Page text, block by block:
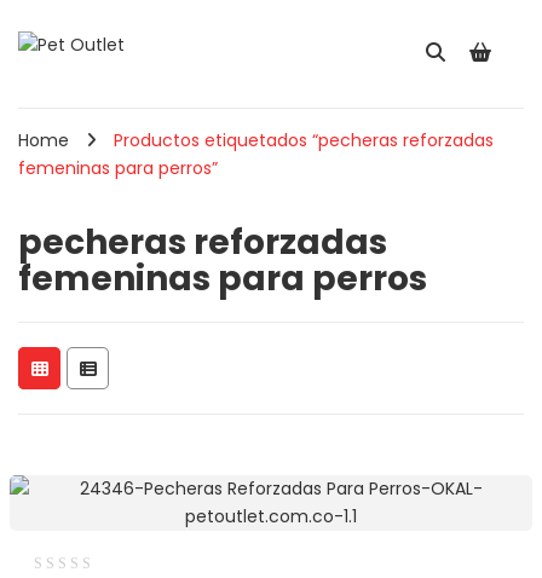
Home
Productos etiquetados “pecheras reforzadas
femeninas para perros”
pecheras reforzadas
femeninas para perros